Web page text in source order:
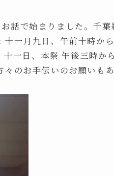
話で始まりました。千
一月九日、午前十時か
一日、本祭 午後三時か
のお手伝いのお願いもあ